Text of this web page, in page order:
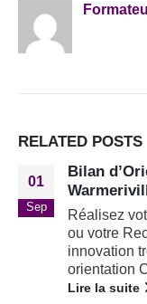
RELATED POSTS
01
Sep
Bilan
Réalisez
ou votre
innovation
orientation
Lire la suite